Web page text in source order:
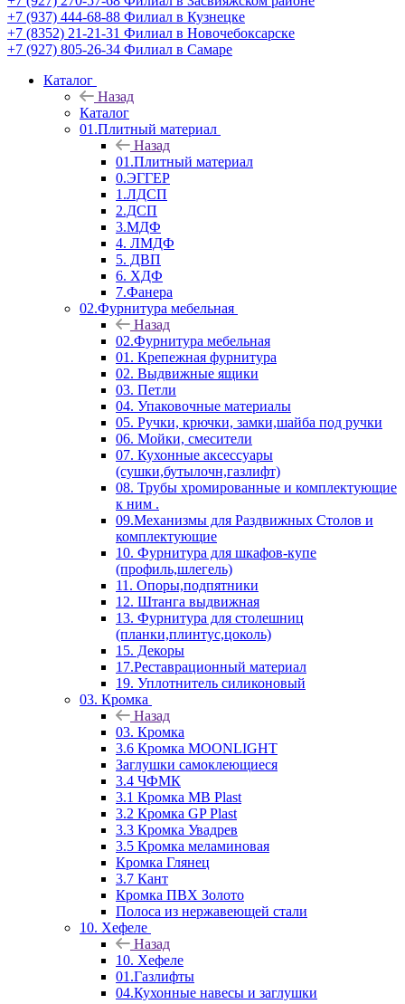
+7 (937) 444-68-88 Филиал в Кузнецке
+7 (8352) 21-21-31 Филиал в Новочебоксарске
+7 (927) 805-26-34 Филиал в Самаре
Каталог
Назад
Каталог
01.Плитный материал
Назад
01.Плитный материал
0.ЭГГЕР
1.ЛДСП
2.ДСП
3.МДФ
4. ЛМДФ
5. ДВП
6. ХДФ
7.Фанера
02.Фурнитура мебельная
Назад
02.Фурнитура мебельная
01. Крепежная фурнитура
02. Выдвижные ящики
03. Петли
04. Упаковочные материалы
05. Ручки, крючки, замки,шайба под ручки
06. Мойки, смесители
07. Кухонные аксессуары
(сушки,бутылочн,газлифт)
08. Трубы хромированные и комплектующие
к ним .
09.Механизмы для Раздвижных Столов и
комплектующие
10. Фурнитура для шкафов-купе
(профиль,шлегель)
11. Опоры,подпятники
12. Штанга выдвижная
13. Фурнитура для столешниц
(планки,плинтус,цоколь)
15. Декоры
17.Реставрационный материал
19. Уплотнитель силиконовый
03. Кромка
Назад
03. Кромка
3.6 Кромка MOONLIGHT
Заглушки самоклеющиеся
3.4 ЧФМК
3.1 Кромка MB Plast
3.2 Кромка GP Plast
3.3 Кромка Увадрев
3.5 Кромка меламиновая
Кромка Глянец
3.7 Кант
Кромка ПВХ Золото
Полоса из нержавеющей стали
10. Хефеле
Назад
10. Хефеле
01.Газлифты
04.Кухонные навесы и заглушки